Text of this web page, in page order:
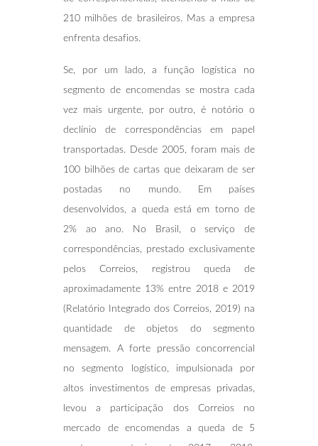
210 milhões de brasileiros. Mas a empresa
enfrenta desafios.
Se, por um lado, a função logística no
segmento de encomendas se mostra cada
vez mais urgente, por outro, é notório o
declínio de correspondências em papel
transportadas. Desde 2005, foram mais de
100 bilhões de cartas que deixaram de ser
postadas no mundo. Em países
desenvolvidos, a queda está em torno de
2% ao ano. No Brasil, o serviço de
correspondências, prestado exclusivamente
pelos Correios, registrou queda de
aproximadamente 13% entre 2018 e 2019
(Relatório Integrado dos Correios, 2019) na
quantidade de objetos do segmento
mensagem. A forte pressão concorrencial
no segmento logístico, impulsionada por
altos investimentos de empresas privadas,
levou a participação dos Correios no
mercado de encomendas a queda de 5